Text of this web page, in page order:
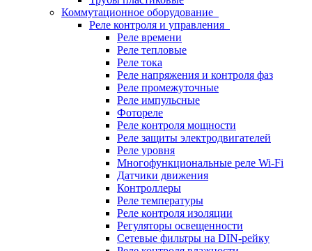
Коммутационное оборудование
Реле контроля и управления
Реле времени
Реле тепловые
Реле тока
Реле напряжения и контроля фаз
Реле промежуточные
Реле импульсные
Фотореле
Реле контроля мощности
Реле защиты электродвигателей
Реле уровня
Многофункциональные реле Wi-Fi
Датчики движения
Контроллеры
Реле температуры
Реле контроля изоляции
Регуляторы освещенности
Сетевые фильтры на DIN-рейку